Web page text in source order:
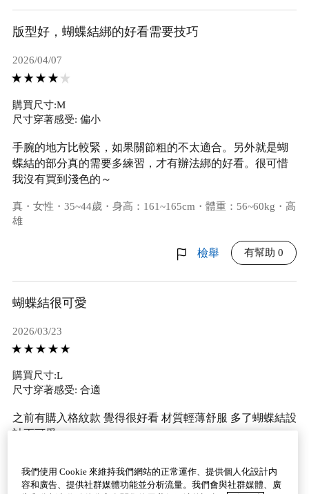
版型好，蝴蝶結綁的好看需要技巧
2026/04/07
購買尺寸:M
尺寸穿著感受: 偏小
手腕的地方比較緊，如果關節粗的不太適合。另外就是蝴
蝶結的部分真的需要多練習，才有辦法綁的好看。很可惜
我沒有買到淺色的～
真・女性・35~44歲・身高：161~165cm・體重：56~60kg・高
雄
檢舉 有幫助 0
蝴蝶結很可愛
2026/03/23
購買尺寸:L
尺寸穿著感受: 合適
之前有購入格紋款 覺得很好看 材質輕薄舒服 多了蝴蝶結設
計更可愛
我們使用 Cookie 來維持我們網站的正常運作、提供個人化設計内
容和廣告、提供社群媒體功能並分析流量。我們會與社群媒體、廣